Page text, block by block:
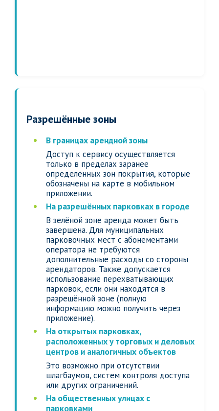
Разрешённые зоны
В границах арендной зоны
Доступ к сервису осуществляется
только в пределах заранее
определённых зон покрытия, которые
обозначены на карте в мобильном
приложении.
На разрешённых парковках в городе
В зелёной зоне аренда может быть
завершена. Для муниципальных
парковочных мест с абонементами
оператора не требуются
дополнительные расходы со стороны
арендаторов. Также допускается
использование перехватывающих
парковок, если они находятся в
разрешённой зоне (полную
информацию можно получить через
приложение).
На открытых парковках,
расположенных у торговых и деловых
центров и аналогичных объектов
Это возможно при отсутствии
шлагбаумов, систем контроля доступа
или других ограничений.
На общественных улицах с
парковками